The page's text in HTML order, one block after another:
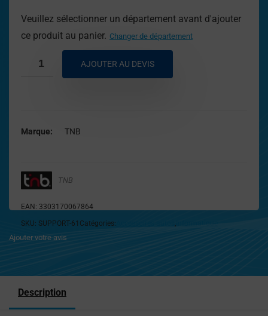
Veuillez sélectionner un département avant d'ajouter
ce produit au panier. Changer de département
AJOUTER AU DEVIS
Marque TNB
TNB
EAN: 3303170067864
SKU: SUPPORT-61 Catégories: ,
Ajouter votre avis
Description